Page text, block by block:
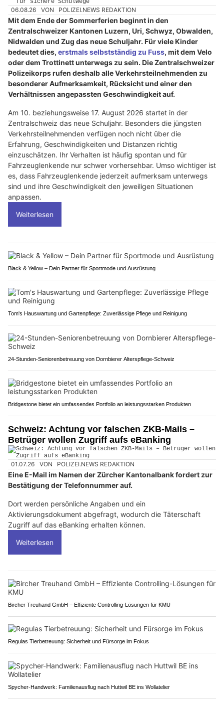
06.08.26 VON POLIZEI.NEWS REDAKTION
Mit dem Ende der Sommerferien beginnt in den
Zentralschweizer Kantonen Luzern, Uri, Schwyz, Obwalden,
Nidwalden und Zug das neue Schuljahr. Für viele Kinder
bedeutet dies, erstmals selbstständig zu Fuss, mit dem Velo
oder dem Trottinett unterwegs zu sein. Die Zentralschweizer
Polizeikorps rufen deshalb alle Verkehrsteilnehmenden zu
besonderer Aufmerksamkeit, Rücksicht und einer den
Verhältnissen angepassten Geschwindigkeit auf.
Am 10. beziehungsweise 17. August 2026 startet in der
Zentralschweiz das neue Schuljahr. Besonders die jüngsten
Verkehrsteilnehmenden verfügen noch nicht über die
Erfahrung, Geschwindigkeiten und Distanzen richtig
einzuschätzen. Ihr Verhalten ist häufig spontan und für
Fahrzeuglenkende nur schwer vorhersehbar. Umso wichtiger ist
es, dass Fahrzeuglenkende jederzeit aufmerksam unterwegs
sind und ihre Geschwindigkeit den jeweiligen Situationen
anpassen.
Weiterlesen
Black & Yellow – Dein Partner für Sportmode und Ausrüstung
Tom's Hauswartung und Gartenpflege: Zuverlässige Pflege und Reinigung
24-Stunden-Seniorenbetreuung von Dornbierer Alterspflege-Schweiz
Bridgestone bietet ein umfassendes Portfolio an leistungsstarken Produkten
Schweiz: Achtung vor falschen ZKB-Mails –
Betrüger wollen Zugriff aufs eBanking
01.07.26 VON POLIZEI.NEWS REDAKTION
Eine E-Mail im Namen der Zürcher Kantonalbank fordert zur
Bestätigung der Telefonnummer auf.
Dort werden persönliche Angaben und ein
Aktivierungsdokument abgefragt, wodurch die Täterschaft
Zugriff auf das eBanking erhalten können.
Weiterlesen
Bircher Treuhand GmbH – Effiziente Controlling-Lösungen für KMU
Regulas Tierbetreuung: Sicherheit und Fürsorge im Fokus
Spycher-Handwerk: Familienausflug nach Huttwil BE ins Wollatelier